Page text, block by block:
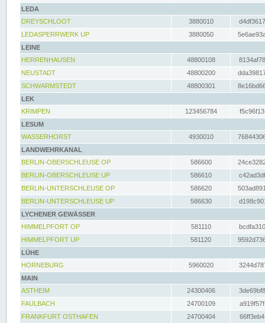
LEDA
DREYSCHLOOT
3880010
LEDASPERRWERK UP
3880050
LEINE
HERRENHAUSEN
48800108
NEUSTADT
48800200
SCHWARMSTEDT
48800301
LEK
KRIMPEN
123456784
LESUM
WASSERHORST
4930010
LANDWEHRKANAL
BERLIN-OBERSCHLEUSE OP
586600
BERLIN-OBERSCHLEUSE UP
586610
BERLIN-UNTERSCHLEUSE OP
586620
BERLIN-UNTERSCHLEUSE UP
586630
LYCHENER GEWÄSSER
HIMMELPFORT OP
581110
HIMMELPFORT UP
581120
LÜHE
HORNEBURG
5960020
MAIN
ASTHEIM
24300406
FAULBACH
24700109
FRANKFURT OSTHAFEN
24700404